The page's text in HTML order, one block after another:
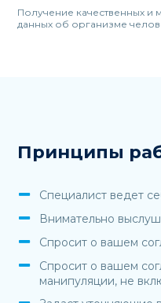
Получение качественных
данных об организме
Принципы
Специалист ведет
Внимательно
Спросит о вашем
Спросит о вашем
манипуляции, не